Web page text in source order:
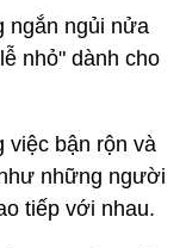
ngắn ngủi nửa
nhỏ" dành cho
việc bận rộn và
những người
tiếp với nhau.